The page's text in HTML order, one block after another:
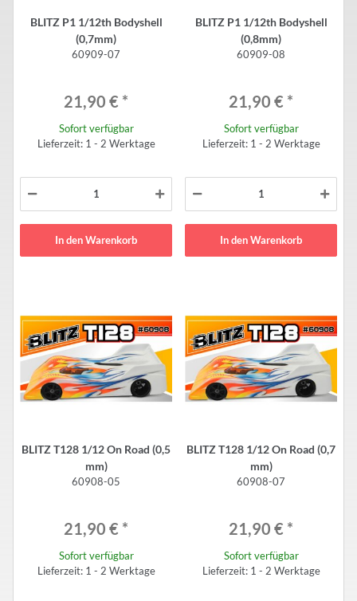
BLITZ P1 1/12th Bodyshell
(0,7mm)
60909-07
21,90 € *
Sofort verfügbar
Lieferzeit: 1 - 2 Werktage
In den Warenkorb
BLITZ P1 1/12th Bodyshell
(0,8mm)
60909-08
21,90 € *
Sofort verfügbar
Lieferzeit: 1 - 2 Werktage
In den Warenkorb
BLITZ T128 1/12 On Road (0,5
mm)
60908-05
21,90 € *
Sofort verfügbar
Lieferzeit: 1 - 2 Werktage
BLITZ T128 1/12 On Road (0,7
mm)
60908-07
21,90 € *
Sofort verfügbar
Lieferzeit: 1 - 2 Werktage